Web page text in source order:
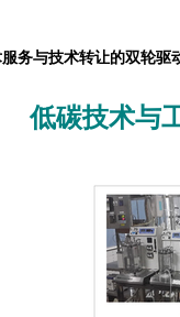
务与技术转让的双轮驱
低碳技术与